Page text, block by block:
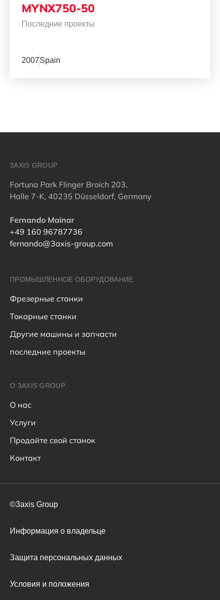
MYNX750-50
Последние проекты
2007Spain
3AXIS GROUP
Fortuna Park Flinger Broich 203,
Halle 7-K, 40235 Düsseldorf, Germany
Fernando Mainar
+49 160 96787736
fernando@3axis-group.com
ПРОМЫШЛЕННОЕ ОБОРУДОВАНИЕ
Фрезерные станки
Токарные станки
Другие машины и запчасти
последние проекты
О 3AXIS GROUP
О нас
Услуги
Продайте свой станок
Контакт
©3axis Group
Информация о владельце
Защита персональных данных
Условия и положения